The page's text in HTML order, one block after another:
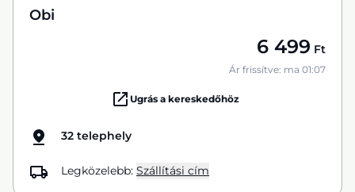
Obi
6 499 Ft
Ár frissítve: ma 01:07
Ugrás a kereskedőhöz
32 telephely
Legközelebb: Szállítási cím